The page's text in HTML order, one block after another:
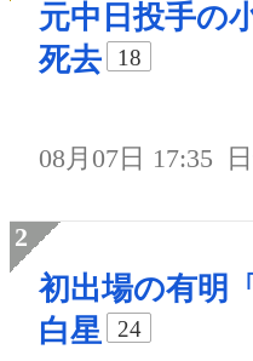
元中日投手の
死去
18
08月07日 17:35
初出場の有明
白星
24